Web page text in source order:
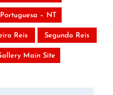
– NT
Reis Segundo Reis
Main Site